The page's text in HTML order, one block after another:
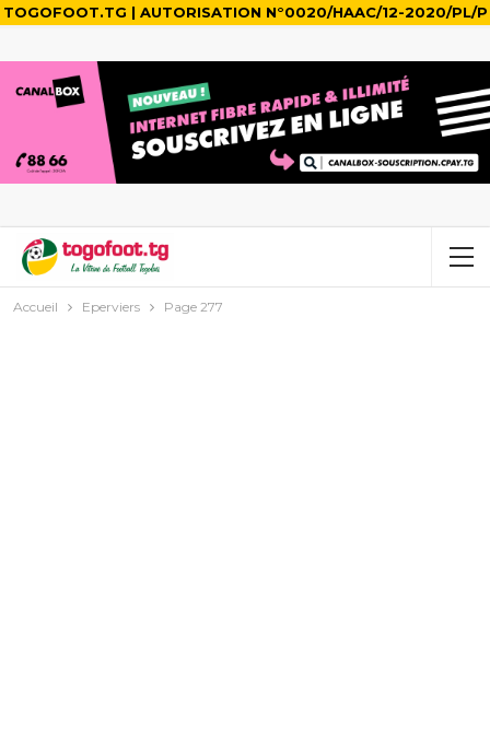
TOGOFOOT.TG | AUTORISATION N°0020/HAAC/12-2020/PL/P
Accueil Eperviers Page 277